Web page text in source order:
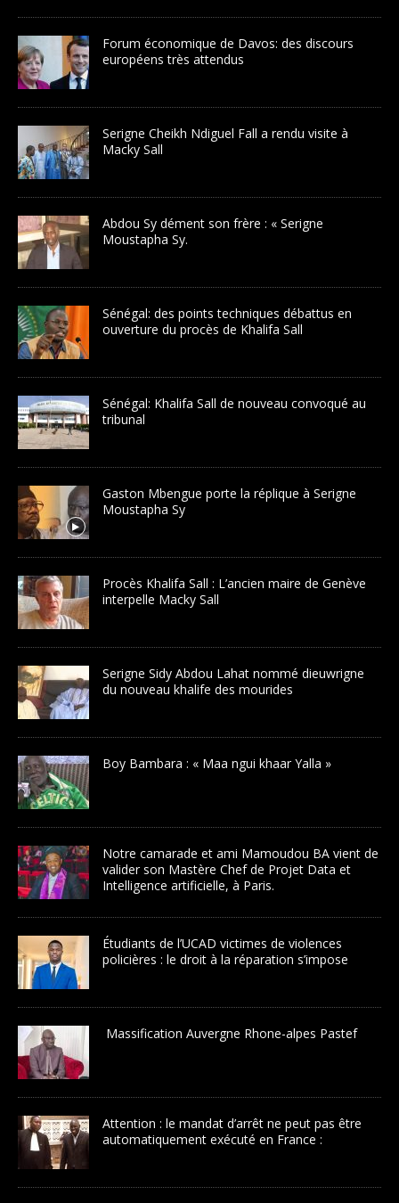
Forum économique de Davos: des discours
européens très attendus
Serigne Cheikh Ndiguel Fall a rendu visite à
Macky Sall
Abdou Sy dément son frère : « Serigne
Moustapha Sy.
Sénégal: des points techniques débattus en
ouverture du procès de Khalifa Sall
Sénégal: Khalifa Sall de nouveau convoqué au
tribunal
Gaston Mbengue porte la réplique à Serigne
Moustapha Sy
Procès Khalifa Sall : L’ancien maire de Genève
interpelle Macky Sall
Serigne Sidy Abdou Lahat nommé dieuwrigne
du nouveau khalife des mourides
Boy Bambara : « Maa ngui khaar Yalla »
Notre camarade et ami Mamoudou BA vient de
valider son Mastère Chef de Projet Data et
Intelligence artificielle, à Paris.
Étudiants de l’UCAD victimes de violences
policières : le droit à la réparation s’impose
Massification Auvergne Rhone-alpes Pastef
Attention : le mandat d’arrêt ne peut pas être
automatiquement exécuté en France :